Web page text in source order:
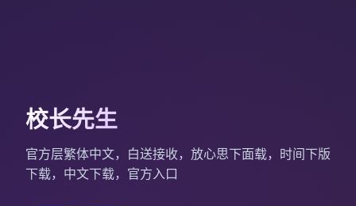
校长先生
官方层繁体中文，白送接收，放心思下面载，时间下版
下载，中文下载，官方入口